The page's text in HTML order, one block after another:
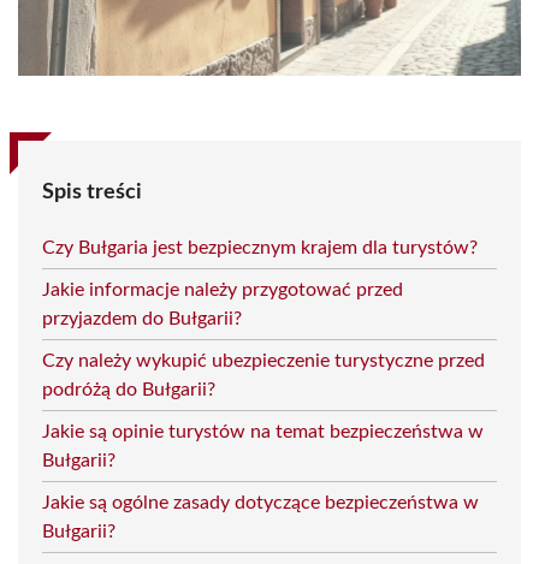
Spis treści
Czy Bułgaria jest bezpiecznym krajem dla turystów?
Jakie informacje należy przygotować przed
przyjazdem do Bułgarii?
Czy należy wykupić ubezpieczenie turystyczne przed
podróżą do Bułgarii?
Jakie są opinie turystów na temat bezpieczeństwa w
Bułgarii?
Jakie są ogólne zasady dotyczące bezpieczeństwa w
Bułgarii?